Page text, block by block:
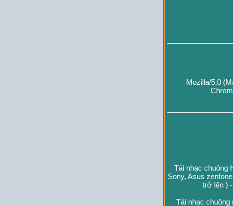
Mozilla/5.0
Tải nhạc chuông
Sony, Asus
trở lên )
Tải nhạc chuông